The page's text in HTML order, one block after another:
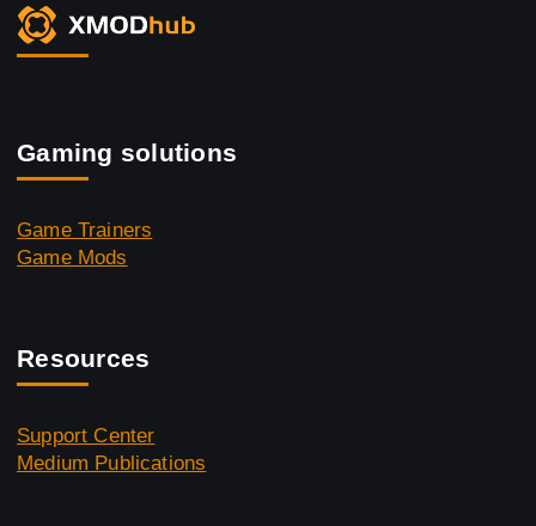
Gaming solutions
Game Trainers
Game Mods
Resources
Support Center
Medium Publications